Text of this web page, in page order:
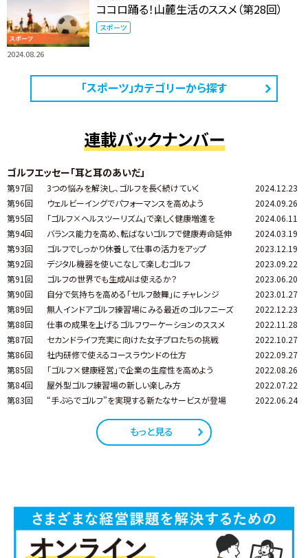
2024.08.26
ココロ踊る！山麓生活のススメ（第28回）
スポーツ
「スポーツ」カテゴリーから探す
連載バックナンバー
ゴルフエッセー「耳と耳のあいだ」
第97回 3つの悩みを解決し、ゴルフを長く続けていく
2024.12.23
第96回
ウェルビーイングでパフォーマンスを高めよう
2024.09.26
第95回
「ゴルフ×ヘルスツーリズム」で楽しく健康増進を
2024.06.11
第94回
バランス能力を高め、転ばないゴルフで健康寿命延伸
2024.03.19
第93回
ゴルフでしっかり休養して仕事の活力をアップ
2023.12.19
第92回
デジタル機器を使いこなして楽しむゴルフ
2023.09.22
第91回
ゴルフの世界でも生成AIは使えるか？
2023.06.20
第90回
自分で気持ちを高める「セルフ鼓舞」にチャレンジ
2023.01.27
第89回
無人インドアゴルフ練習場にみる最近のゴルフニーズ
2022.12.23
第88回
仕事の成果を上げるゴルフワーケーションのススメ
2022.11.28
第87回
セカンドライフ充実に向けた女子プロたちの挑戦
2022.10.27
第86回
社内研修で使えるコースラウンドの仕方
2022.09.27
第85回
「ゴルフ×健康経営」で企業の生産性を高めよう
2022.08.26
第84回
屋外型ゴルフ練習場の新しい楽しみ方
2022.07.22
第83回
“手ぶらでゴルフ”を実現する新たなサービスが登場 2022.06.24
もっと見る